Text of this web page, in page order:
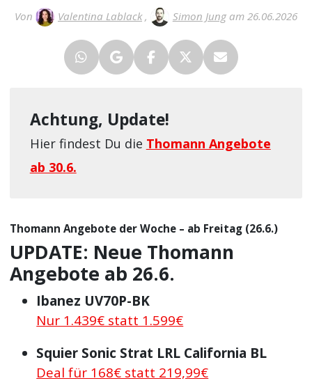
Von Valentina Lablack, Simon Jung am 26.06.2026
Achtung, Update!
Hier findest Du die Thomann Angebote
ab 30.6.
Thomann Angebote der Woche – ab Freitag (26.6.)
UPDATE: Neue Thomann
Angebote ab 26.6.
Ibanez UV70P-BK
Nur 1.439€ statt 1.599€
Squier Sonic Strat LRL California BL
Deal für 168€ statt 219,99€